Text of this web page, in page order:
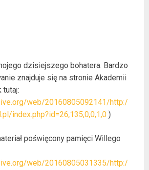
dzisiejszego bohatera. Bardzo
znajduje się na stronie Akademii
tutaj:
web/20160805092141/http:/
index.php?id=26,135,0,0,1,0 )
poświęcony pamięci Willego
web/20160805031335/http:/